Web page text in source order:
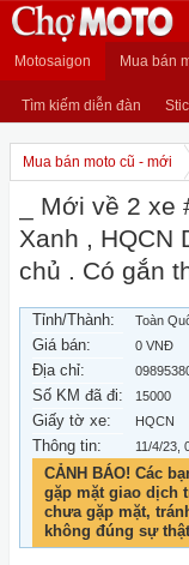
Motosaigon Mua bán
Tìm kiếm diễn đàn
Mua bán moto cũ - mới
_ Mới về 2
Xanh , HQCN
chủ . Có gắn
Tỉnh/Thành: Toàn
Giá bán: 0 VNĐ
Địa chỉ:
Số KM đã đi: 15000
Giấy tờ xe: HQCN
Thông tin: 11/4/23
CẢNH BÁO! Các
gặp mặt giao dịch
chưa gặp mặt,
không đúng sự